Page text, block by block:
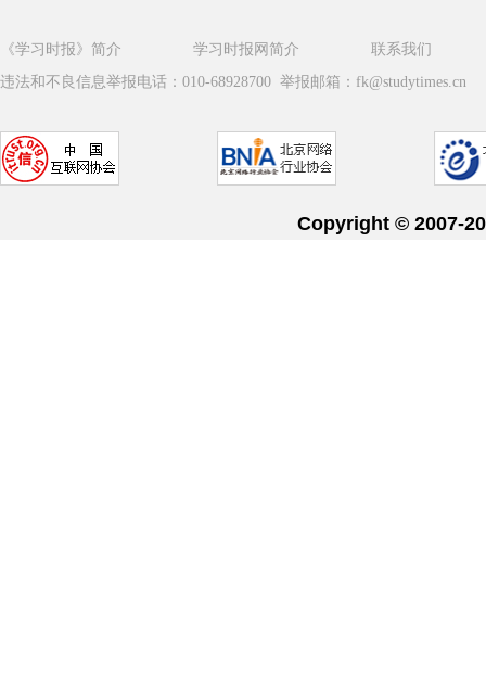
《学习时报》简介 学习时报网简介
联系我们
违法和不良信息举报电话：010-68928700 举报邮箱：fk@studytimes.cn
Copyright © 2007-